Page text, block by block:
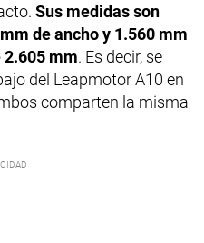
Sus medidas son
de ancho y 1.560 mm
mm. Es decir, se
del Leapmotor A10 en
comparten la misma